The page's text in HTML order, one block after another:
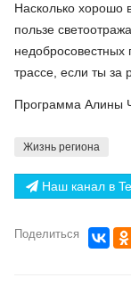
Насколько хорошо
пользе
недобросовестных
трассе, если ты за
Программа Алины
Жизнь региона
Наш канал в
Поделиться